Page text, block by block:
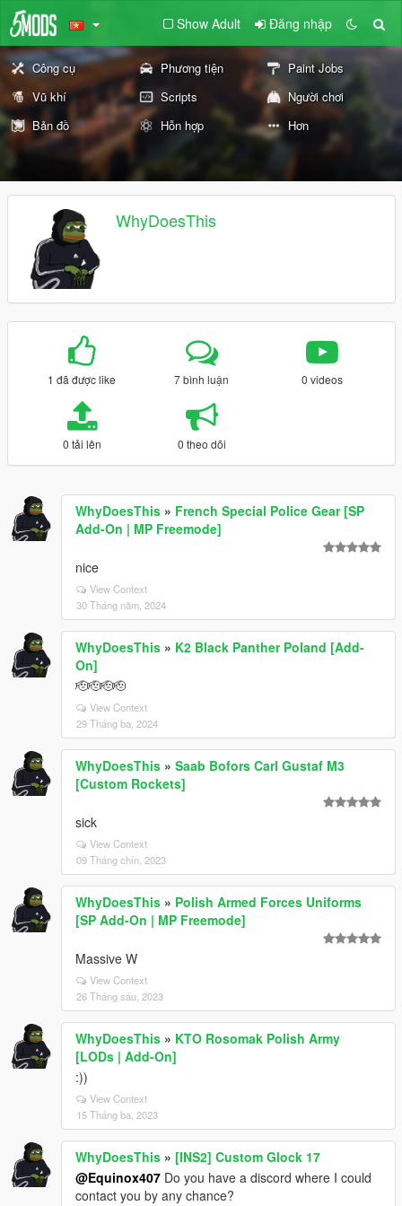
Show Adult Đăng nhập
Công cụ Phương tiện
Paint Jobs
Vũ khí
Scripts
Người chơi
Bản đồ
Hỗn hợp Hơn
WhyDoesThis
1 đã được like 7 bình luận 0 videos
0 tải lên 0 theo dõi
WhyDoesThis » French Special Police Gear [SP
Add-On | MP Freemode]
nice
View Context
30 Tháng năm, 2024
WhyDoesThis » K2 Black Panther Poland [Add-
On]
🫡🫡🫡🫡
View Context
29 Tháng ba, 2024
WhyDoesThis » Saab Bofors Carl Gustaf M3
[Custom Rockets]
sick
View Context
09 Tháng chín, 2023
WhyDoesThis » Polish Armed Forces Uniforms
[SP Add-On | MP Freemode]
Massive W
View Context
26 Tháng sáu, 2023
WhyDoesThis » KTO Rosomak Polish Army
[LODs | Add-On]
:))
View Context
15 Tháng ba, 2023
WhyDoesThis » [INS2] Custom Glock 17
@Equinox407 Do you have a discord where I could
contact you by any chance?